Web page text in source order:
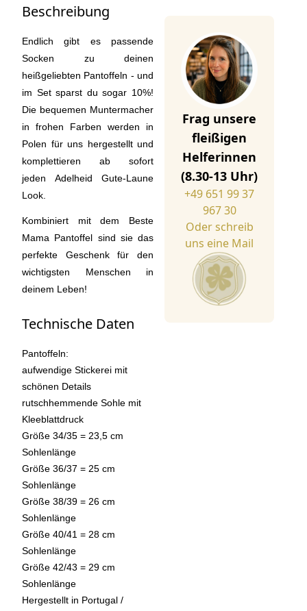
Beschreibung
Endlich gibt es passende
Socken zu deinen
heißgeliebten Pantoffeln - und
im Set sparst du sogar 10%!
Die bequemen Muntermacher
in frohen Farben werden in
Polen für uns hergestellt und
komplettieren ab sofort
jeden Adelheid Gute-Laune
Look.
Kombiniert mit dem Beste
Mama Pantoffel sind sie das
perfekte Geschenk für den
wichtigsten Menschen in
deinem Leben!
Technische Daten
Pantoffeln:
aufwendige Stickerei mit
schönen Details
rutschhemmende Sohle mit
Kleeblattdruck
Größe 34/35 = 23,5 cm
Sohlenlänge
Größe 36/37 = 25 cm
Sohlenlänge
Größe 38/39 = 26 cm
Sohlenlänge
Größe 40/41 = 28 cm
Sohlenlänge
Größe 42/43 = 29 cm
Sohlenlänge
Hergestellt in Portugal /
Frag unsere
fleißigen
Helferinnen
(8.30-13 Uhr)
+49 651 99 37
967 30
Oder schreib
uns eine Mail